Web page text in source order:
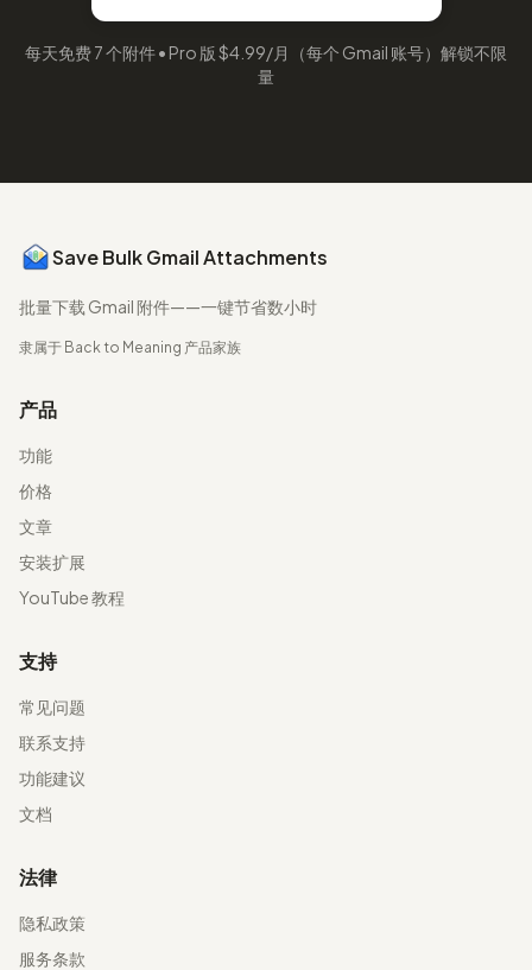
每天免费 7 个附件 • Pro 版 $4.99/月（每个 Gmail 账号）解锁不限
量
Save Bulk Gmail Attachments
批量下载 Gmail 附件——一键节省数小时
隶属于 Back to Meaning 产品家族
产品
功能
价格
文章
安装扩展
YouTube 教程
支持
常见问题
联系支持
功能建议
文档
法律
隐私政策
服务条款